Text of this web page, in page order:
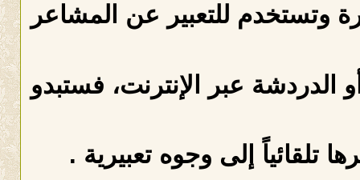
وتستخدم للتعبير عن المشاعر
الدردشة عبر الإنترنت، فستبدو
إلى وجوه تعبيرية .